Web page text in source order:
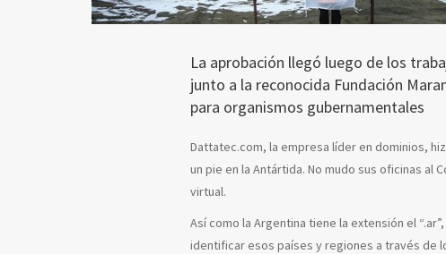
La aprobación llegó luego de los
junto a la reconocida Fundación
para organismos gubernamentales
Dattatec.com, la empresa líder en dominios,
un pie en la Antártida. No mudo sus oficinas
virtual.
Así como la Argentina tiene la extensión el
identificar esos países y regiones a través de